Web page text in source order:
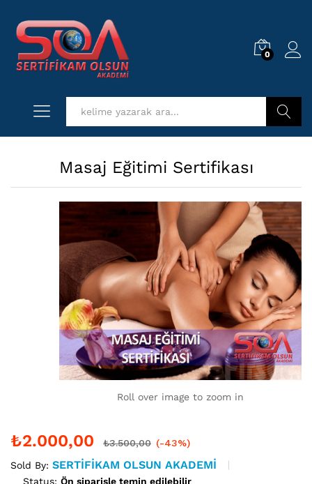
0
Masaj Eğitimi Sertifikası
Roll over image to zoom in
₺2.000,00 ₺3.500,00 (-43%)
Sold By: SERTIFIKAM OLSUN AKADEMI
Status: Ön siparişle temin edilebilir